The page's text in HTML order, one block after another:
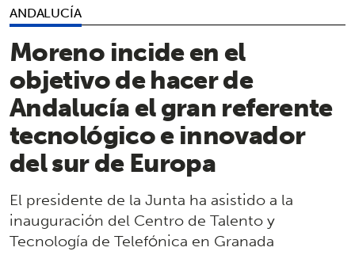
ANDALUCÍA
Moreno incide en el
objetivo de hacer de
Andalucía el gran referente
tecnológico e innovador
del sur de Europa
El presidente de la Junta ha asistido a la
inauguración del Centro de Talento y
Tecnología de Telefónica en Granada